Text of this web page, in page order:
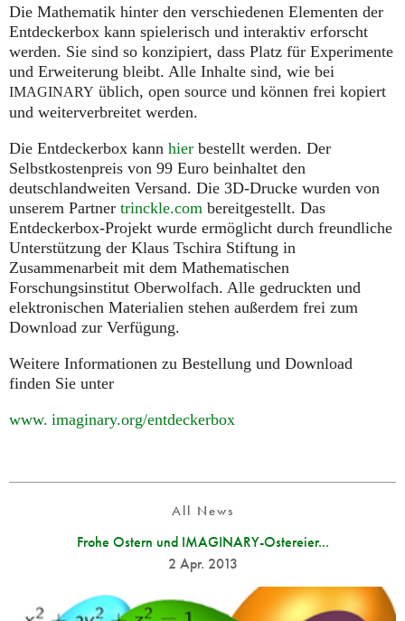
Die Mathematik hinter den verschiedenen Elementen der
Entdeckerbox kann spielerisch und interaktiv erforscht
werden. Sie sind so konzipiert, dass Platz für Experimente
und Erweiterung bleibt. Alle Inhalte sind, wie bei
IMAGINARY üblich, open source und können frei kopiert
und weiterverbreitet werden.
Die Entdeckerbox kann hier bestellt werden. Der
Selbstkostenpreis von 99 Euro beinhaltet den
deutschlandweiten Versand. Die 3D-Drucke wurden von
unserem Partner trinckle.com bereitgestellt. Das
Entdeckerbox-Projekt wurde ermöglicht durch freundliche
Unterstützung der Klaus Tschira Stiftung in
Zusammenarbeit mit dem Mathematischen
Forschungsinstitut Oberwolfach. Alle gedruckten und
elektronischen Materialien stehen außerdem frei zum
Download zur Verfügung.
Weitere Informationen zu Bestellung und Download
finden Sie unter
www. imaginary.org/entdeckerbox
All News
Frohe Ostern und IMAGINARY-Ostereier...
2 Apr. 2013